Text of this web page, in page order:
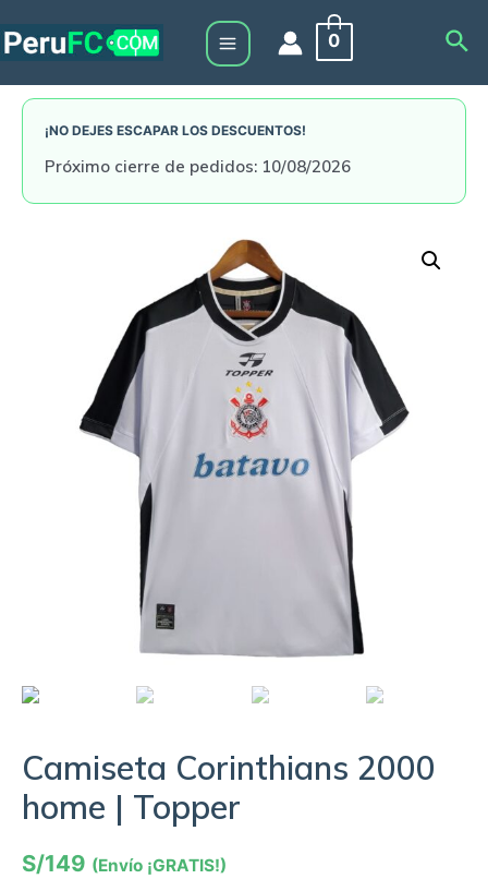
to
Main
Menu
0
¡NO DEJES ESCAPAR LOS DESCUENTOS!
Próximo cierre de pedidos: 10/08/2026
Camiseta Corinthians 2000
home | Topper
S/149 (Envío ¡GRATIS!)